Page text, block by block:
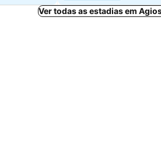
Ver todas as estadias em